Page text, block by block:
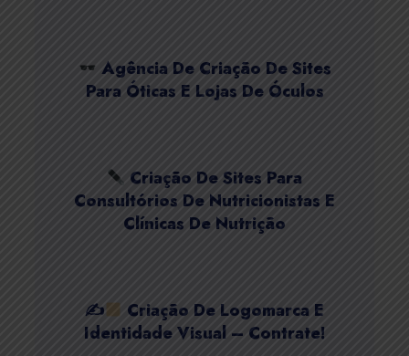
Agência De Criação De Sites
Para Óticas E Lojas De Óculos
Criação De Sites Para
Consultórios De Nutricionistas E
Clínicas De Nutrição
✍
Criação De Logomarca E
Identidade Visual – Contrate!